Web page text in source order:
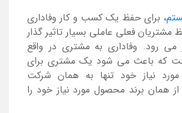
، برای حفظ یک کسب و کار وفاداری
فعلی عاملی بسیار تاثیر گذار
رود. وفاداری به مشتری در واقع
که باعث می شود یک مشتری برای
نیاز خود تنها به همان شرکت
همان برند محصول مورد نیاز خود را